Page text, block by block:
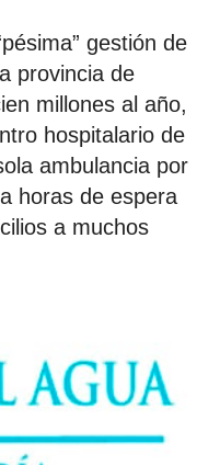
gestión de
provincia de
millones al año,
hospitalario de
ambulancia por
horas de espera
a muchos